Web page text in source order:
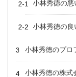
小林秀徳の悪
小林秀徳の良
小林秀徳のプロ
小林秀徳の株式